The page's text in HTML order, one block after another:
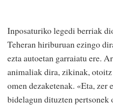
Inposaturiko legedi berriak
Teheran hiriburuan ezingo
ezta autoetan garraiatu ere.
animaliak dira, zikinak,
omen dezaketenak. «Eta, zer
bidelagun dituzten pertsonek